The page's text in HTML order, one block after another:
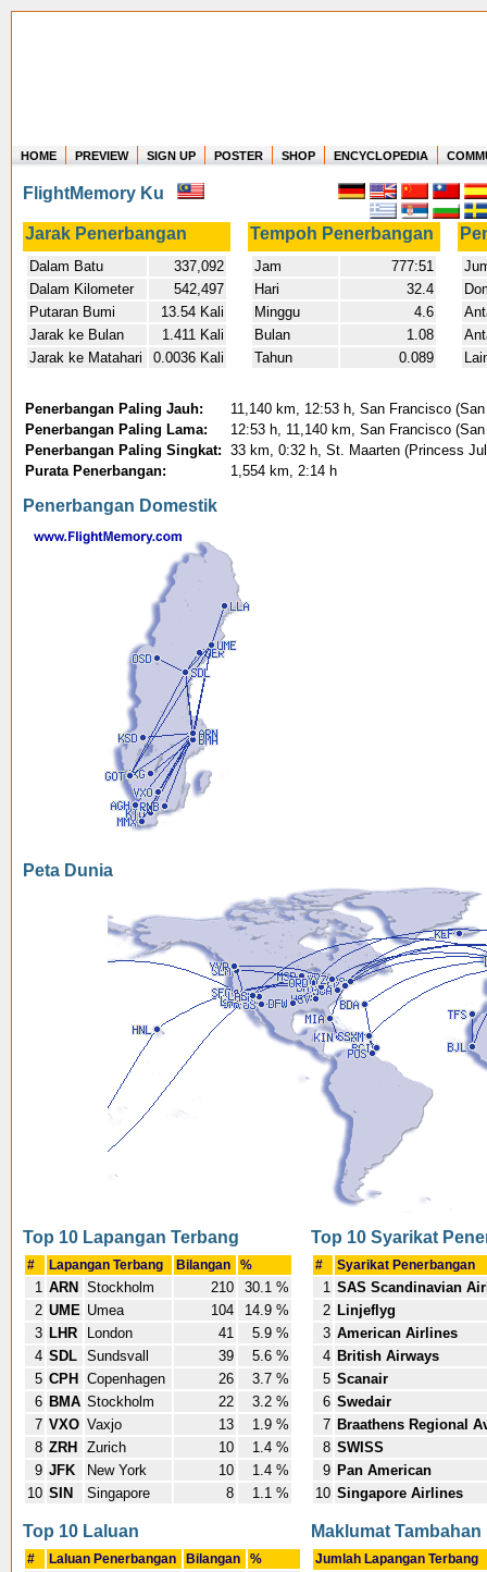
Where in the world have you flown?
How long have you been in the air?
Create your own FlightMemory and see!
HOME PREVIEW SIGN UP POSTER SHOP ENCYCLOPEDIA
FlightMemory Ku
Jarak Penerbangan Tempoh Penerbangan
Dalam Batu
337,092
Dalam Kilometer
542,497
Putaran Bumi
13.54 Kali
Jarak ke Bulan
1.411 Kali
Jarak ke Matahari
0.0036 Kali
Jam
777:51
Hari
32.4
Minggu
4.6
Bulan
1.08
Tahun
0.089
Penerbangan Paling Jauh:
11,140 km, 12:53 h, San Francisco
Penerbangan Paling Lama:
12:53 h, 11,140 km, San Francisco
Penerbangan Paling Singkat: 33 km, 0:32 h, St. Maarten (Princess
Purata Penerbangan:
1,554 km, 2:14 h
Penerbangan Domestik
Peta Dunia
Top 10 Lapangan Terbang
# Lapangan Terbang Bilangan %
1 ARN Stockholm 210
30.1 %
2 UME Umea 104
14.9 %
3 LHR London 41
5.9 %
4 SDL Sundsvall 39
5.6 %
5 CPH Copenhagen 26
3.7 %
6 BMA Stockholm 22
3.2 %
7 VXO Vaxjo 13
1.9 %
8 ZRH Zurich 10
1.4 %
9 JFK New York 10
1.4 %
10 SIN Singapore 8 1.1 %
Top 10 Syarikat
# Syarikat Penerbangan
1 SAS Scandinavian
2 Linjeflyg
3 American Airlines
4 British Airways
5 Scanair
6 Swedair
7 Braathens Regional
8 SWISS
9 Pan American
10 Singapore Airlines
Top 10 Laluan
# Laluan Penerbangan Bilangan %
Maklumat Tambahan
Jumlah Lapangan Terbang